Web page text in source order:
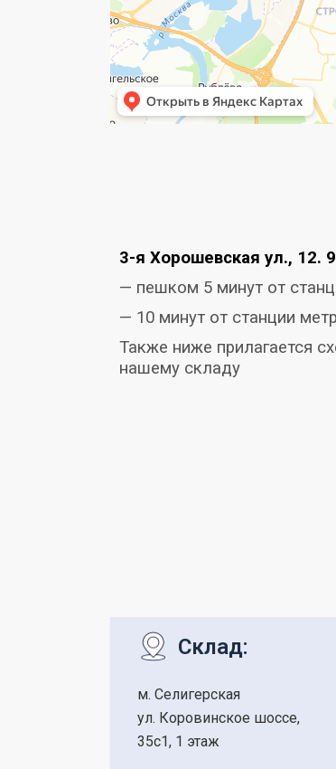
3-я Хорошевская ул., 12.
— пешком 5 минут от
— 10 минут от станции
Также ниже прилагается
нашему складу
Склад:
м. Селигерская
ул. Коровинское шоссе,
35с1, 1 этаж